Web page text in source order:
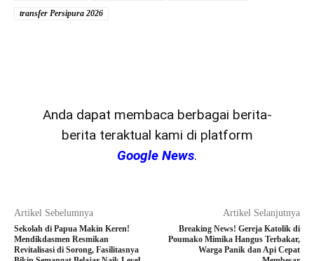
transfer Persipura 2026
Anda dapat membaca berbagai berita-
berita teraktual kami di platform
Google News.
Artikel Sebelumnya
Sekolah di Papua Makin Keren!
Mendikdasmen Resmikan
Revitalisasi di Sorong, Fasilitasnya
Artikel Selanjutnya
Breaking News! Gereja Katolik di
Poumako Mimika Hangus Terbakar,
Warga Panik dan Api Cepat